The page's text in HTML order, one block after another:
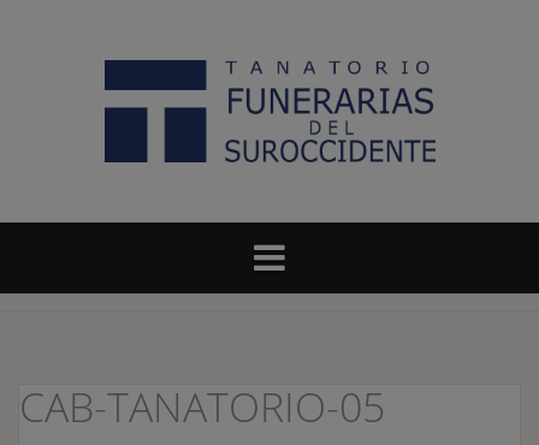
CAB-TANATORIO-05